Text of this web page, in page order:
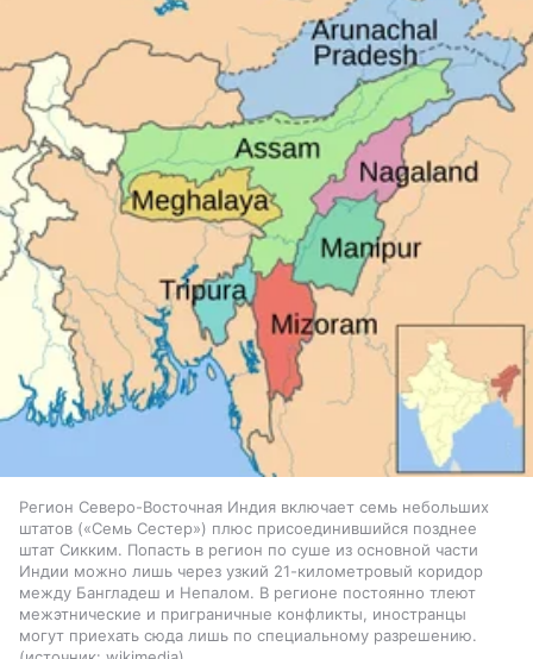
Регион Северо-Восточная Индия включает семь небольших
штатов («Семь Сестер») плюс присоединившийся позднее
штат Сикким. Попасть в регион по суше из основной части
Индии можно лишь через узкий 21-километровый коридор
между Бангладеш и Непалом. В регионе постоянно тлеют
межэтнические и приграничные конфликты, иностранцы
могут приехать сюда лишь по специальному разрешению.